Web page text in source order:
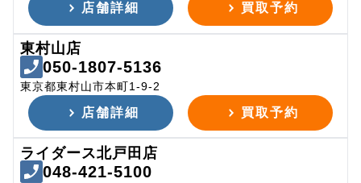
店舗詳細 買取予約
東村山店
050-1807-5136
東京都東村山市本町1-9-2
店舗詳細 買取予約
ライダース北戸田店
048-421-5100